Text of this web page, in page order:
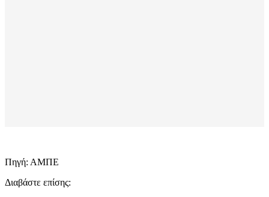
Πηγή: ΑΜΠΕ
Διαβάστε επίσης: